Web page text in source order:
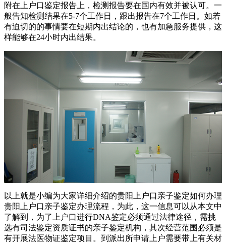
附在上户口鉴定报告上，检测报告要在国内有效并被认可。一
般告知检测结果在5-7个工作日，跟出报告在7个工作日。如若
有迫切的的事情要在短期内出结论的，也有加急服务提供，这
样能够在24小时内出结果。
以上就是小编为大家详细介绍的贵阳上户口亲子鉴定如何办理
贵阳上户口亲子鉴定办理流程，为此，这一信息可以从本文中
了解到，为了上户口进行DNA鉴定必须通过法律途径，需挑
选有司法鉴定资质证书的亲子鉴定机构，其次经营范围必须是
有开展法医物证鉴定项目。到派出所申请上户需要带上有关材